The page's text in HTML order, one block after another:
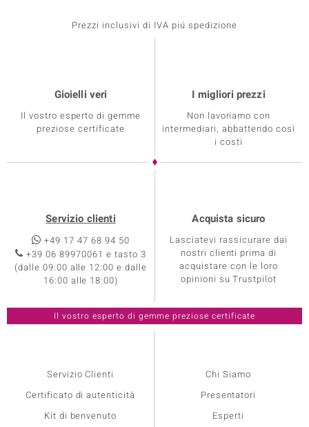
Prezzi inclusivi di IVA piú spedizione
Gioielli veri
Il vostro esperto di gemme
preziose certificate
I migliori prezzi
Non lavoriamo con
intermediari, abbattendo così
i costi
Servizio clienti
+49 17 47 68 94 50
+39 06 89970061 e tasto 3
(dalle 09:00 alle 12:00 e dalle
16:00 alle 18:00)
Acquista sicuro
Lasciatevi rassicurare dai
nostri clienti prima di
acquistare con le loro
opinioni su Trustpilot
Servizio Clienti
Certificato di autenticità
Kit di benvenuto
Chi Siamo
Presentatori
Esperti